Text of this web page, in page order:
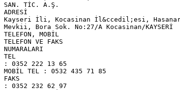
SAN. TİC. A.Ş.
ADRESİ
Kayseri İli, Kocasinan İl&ccedil;esi,
Mevkii, Bora Sok. No:27/A Kocasinan/KAYSERİ
TELEFON, MOBİL
TELEFON VE FAKS
NUMARALARI
TEL
: 0352 222 13 65
MOBİL TEL : 0532 435 71 85
FAKS
: 0352 232 62 97